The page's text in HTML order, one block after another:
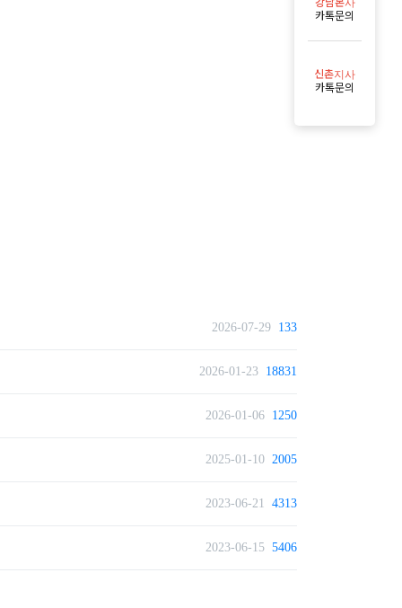
카톡문의
신촌지사
카톡문의
2026-07-29 133
2026-01-23 18831
2026-01-06 1250
2025-01-10 2005
2023-06-21 4313
2023-06-15 5406